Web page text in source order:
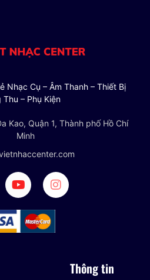
Nhạc Cụ – Âm Thanh – Thiết Bị
Thu – Phụ Kiện
Kao, Quận 1, Thành phố Hồ Chí
Minh
Thông tin